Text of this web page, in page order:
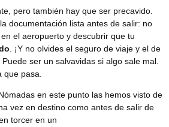
pero también hay que ser precavido.
documentación lista antes de salir: no
el aeropuerto y descubrir que tu
. ¡Y no olvides el seguro de viaje y el de
ser un salvavidas si algo sale mal.
que pasa.
en este punto las hemos visto de
vez en destino como antes de salir de
torcer en un